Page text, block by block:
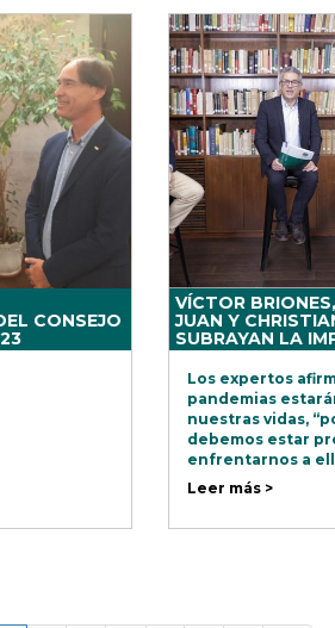
CONSEJO
VÍCTOR
JUAN Y
SUBRAYAN LA
LOS PLANES DE
CONTINGENCIA
Los expertos
pandemias
nuestras vidas,
debemos estar
enfrentarnos a
“Las pandemias
Leer más >